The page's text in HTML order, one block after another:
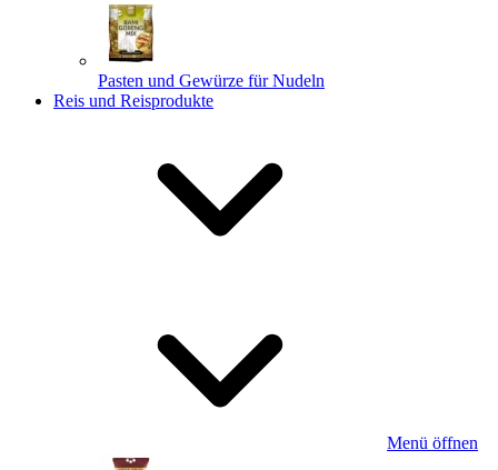
Pasten und Gewürze für Nudeln
Reis und Reisprodukte
Menü öffnen